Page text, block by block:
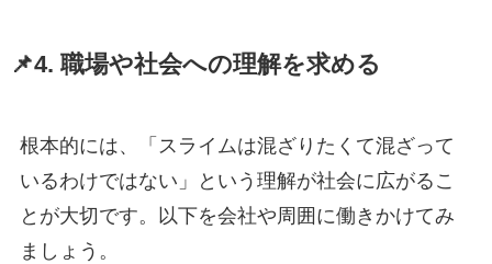
📌4. 職場や社会への理解を求める
根本的には、「スライムは混ざりたくて混ざって
いるわけではない」という理解が社会に広がるこ
とが大切です。以下を会社や周囲に働きかけてみ
ましょう。